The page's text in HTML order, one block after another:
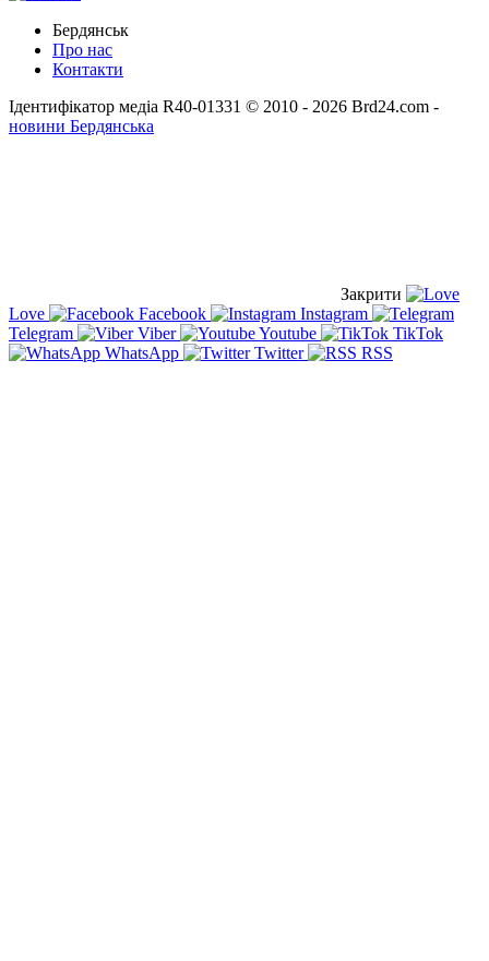
Бердянськ
Про нас
Контакти
Ідентифікатор медіа R40-01331 © 2010 - 2026 Brd24.com -
новини Бердянська
Закрити
Love
Facebook
Instagram
Telegram
Viber Youtube
TikTok
WhatsApp
Twitter RSS